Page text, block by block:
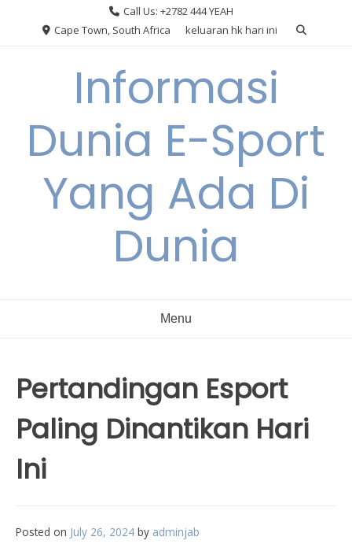
Call Us: +2782 444 YEAH
Cape Town, South Africa
keluaran hk hari ini
Informasi
Dunia E-Sport
Yang Ada Di
Dunia
Menu
Pertandingan Esport
Paling Dinantikan Hari
Ini
Posted on July 26, 2024 by adminjab